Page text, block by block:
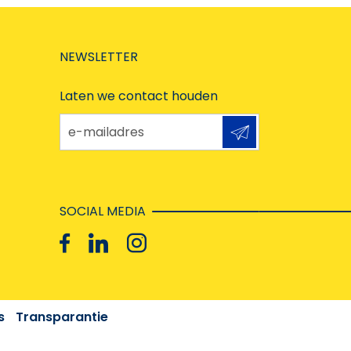
NEWSLETTER
Laten we contact houden
e-mailadres
SOCIAL MEDIA
Transparantie